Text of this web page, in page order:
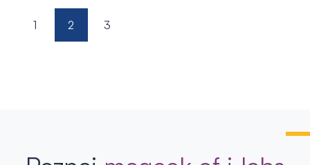
Stronicowanie
wpisów
1 2 3